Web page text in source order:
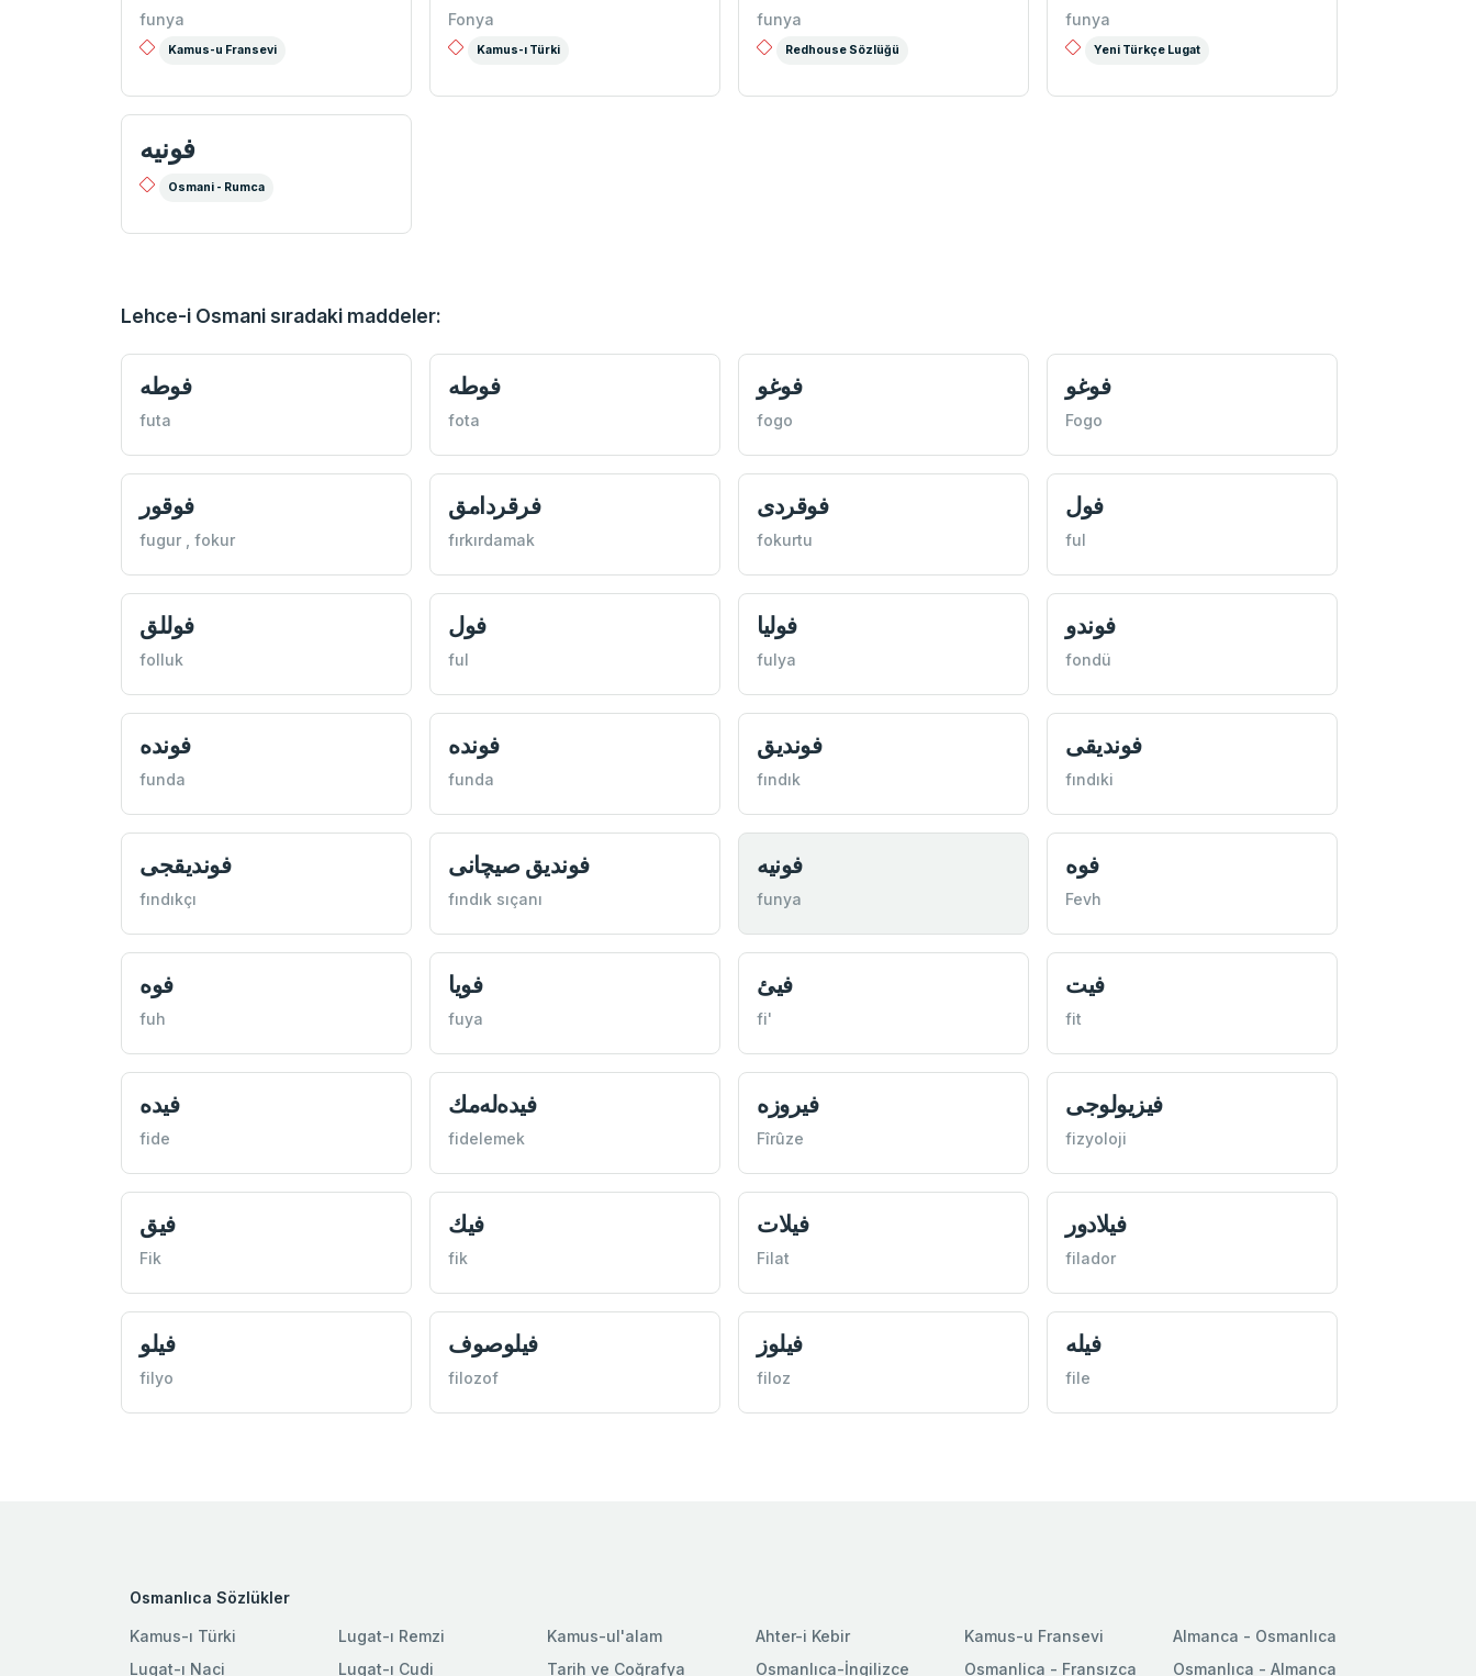
funya
Kamus-u Fransevi
Fonya
Kamus-ı Türki
funya
Redhouse Sözlüğü
funya
Yeni Türkçe Lugat
فونيه
Osmani - Rumca
Lehce-i Osmani sıradaki maddeler:
فوطه
futa
فوطه
fota
فوغو
fogo
فوغو
Fogo
فوقور
fugur , fokur
فرقردامق
fırkırdamak
فوقردی
fokurtu
فول
ful
فوللق
folluk
فول
ful
فوليا
fulya
فوندو
fondü
فونده
funda
فونده
funda
فونديق
fındık
فونديقی
fındıki
فونديقجی
fındıkçı
فونديق صيچانی
fındık sıçanı
فونيه
funya
فوه
Fevh
فوه
fuh
فويا
fuya
فیئ
fi'
فيت
fit
فيده
fide
فيده‌له‌مك
fidelemek
فيروزه
Fîrûze
فيزيولوجی
fizyoloji
فيق
Fik
فيك
fik
فيلات
Filat
فيلادور
filador
فيلو
filyo
فيلوصوف
filozof
فيلوز
filoz
فيله
file
Osmanlıca Sözlükler
Kamus-ı Türki
Lugat-ı Naci
Lugat-ı Remzi
Lugat-ı Cudi
Kamus-ul'alam
Tarih ve Coğrafya
Ahter-i Kebir
Osmanlıca-İngilizce
Kamus-u Fransevi
Osmanlica - Fransızca
Almanca - Osmanlıca
Osmanlıca - Almanca